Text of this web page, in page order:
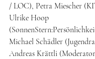
/ LOC), Petra Miescher
Ulrike Hoop
Michael Schädler
Andreas Krättli